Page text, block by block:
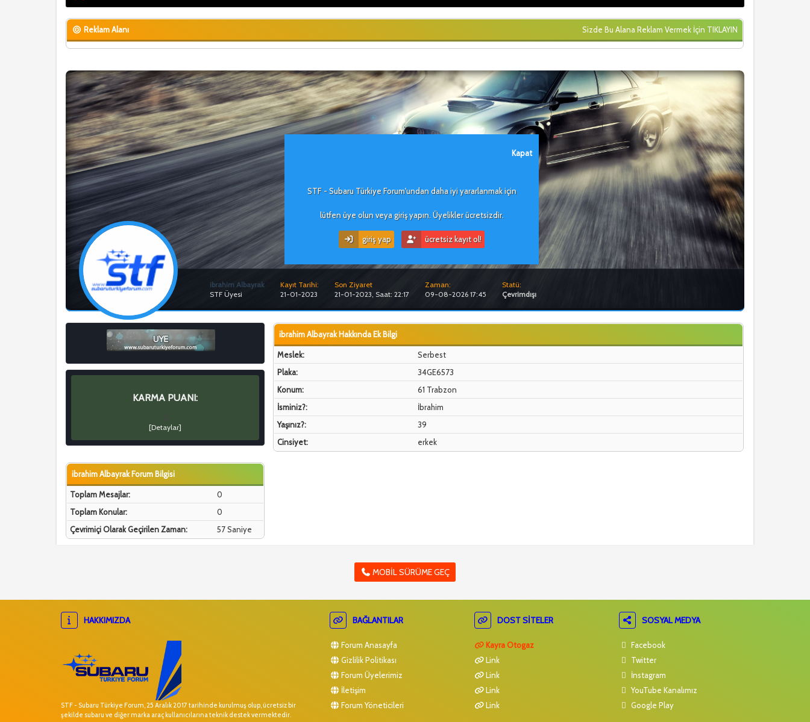
Kapat
STF - Subaru Türkiye Forum'undan daha iyi yararlanmak için
lütfen üye olun veya giriş yapın. Üyelikler ücretsizdir.
giriş yap ücretsiz kayıt ol!
Reklam Alanı Sizde Bu Alana Reklam Vermek İçin TIKLAYIN
ibrahim Albayrak
STF Üyesi
Kayıt Tarihi:
21-01-2023
Son Ziyaret
21-01-2023, Saat: 22:17
Zaman:
09-08-2026 17:45
Statü:
Çevrimdışı
KARMA PUANI:
[Detaylar]
ibrahim Albayrak Forum Bilgisi
Toplam Mesajlar:
0
Toplam Konular:
0
Çevrimiçi Olarak Geçirilen Zaman:
57 Saniye
ibrahim Albayrak Hakkında Ek Bilgi
Meslek:
Serbest
Plaka:
34GE6573
Konum:
61 Trabzon
İsminiz?:
İbrahim
Yaşınız?:
39
Cinsiyet:
erkek
MOBIL SÜRÜME GEÇ
HAKKIMIZDA
STF - Subaru Türkiye Forum, 25 Aralık 2017 tarihinde kurulmuş olup, ücretsiz bir
şekilde subaru ve diğer marka araç kullanıcılarına teknik destek vermektedir.
BAĞLANTILAR
Forum Anasayfa
Gizlilik Politikası
Forum Üyelerimiz
İletişim
Forum Yöneticileri
DOST SITELER
Kayra Otogaz
Link
Link
Link
Link
SOSYAL MEDYA
Facebook
Twitter
İnstagram
YouTube Kanalımız
Google Play